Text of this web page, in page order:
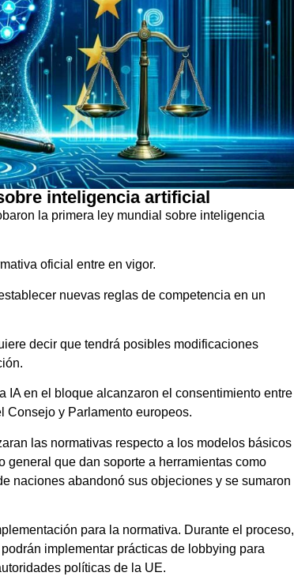
inteligencia artificial
la primera ley mundial sobre inteligencia
oficial entre en vigor.
nuevas reglas de competencia en un
decir que tendrá posibles modificaciones
IA en el bloque alcanzaron el consentimiento entre
Consejo y Parlamento europeos.
las normativas respecto a los modelos básicos
que dan soporte a herramientas como
naciones abandonó sus objeciones y se sumaron
para la normativa. Durante el proceso,
implementar prácticas de lobbying para
políticas de la UE.